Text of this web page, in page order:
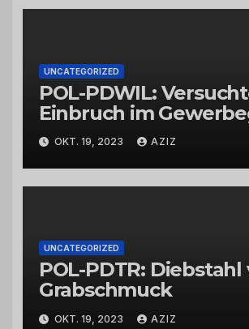
UNCATEGORIZED
POL-PDWIL:
Einbruch im
Wittlich
OKT. 19, 2023 AZIZ
UNCATEGORIZED
POL-PDTR: Diebstahl
Grabschmuck
OKT. 19, 2023 AZIZ